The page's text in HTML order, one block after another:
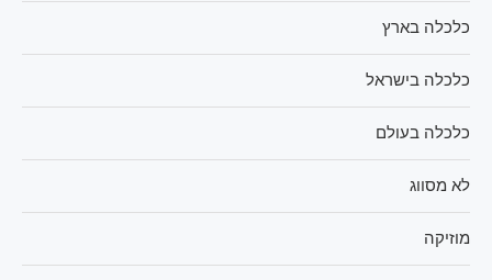
כלכלה בארץ
כלכלה בישראל
כלכלה בעולם
לא מסווג
מוזיקה